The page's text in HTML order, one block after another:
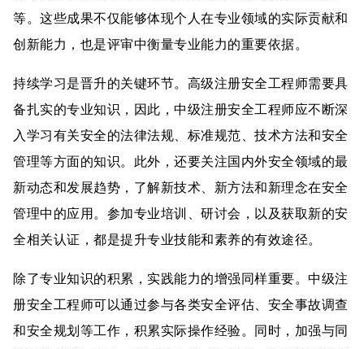
等。这些成果不仅能够体现个人在专业领域的实际贡献和
创新能力，也是评审中衡量专业能力的重要依据。
持续学习是晋升的关键环节。高级注册安全工程师需要具
备扎实的专业知识，因此，中级注册安全工程师应不断深
入学习有关安全的法律法规、标准规范、技术方法和安全
管理等方面的知识。此外，还要关注国内外安全领域的最
新动态和发展趋势，了解新技术、新方法和新理念在安全
管理中的应用。参加专业培训、研讨会，以及获取新的安
全相关认证，都是提升专业技能和素养的有效途径。
除了专业知识的积累，实践能力的增强同样重要。中级注
册安全工程师可以通过参与各类安全评估、安全事故调查
和安全规划等工作，积累实际操作经验。同时，加强与同